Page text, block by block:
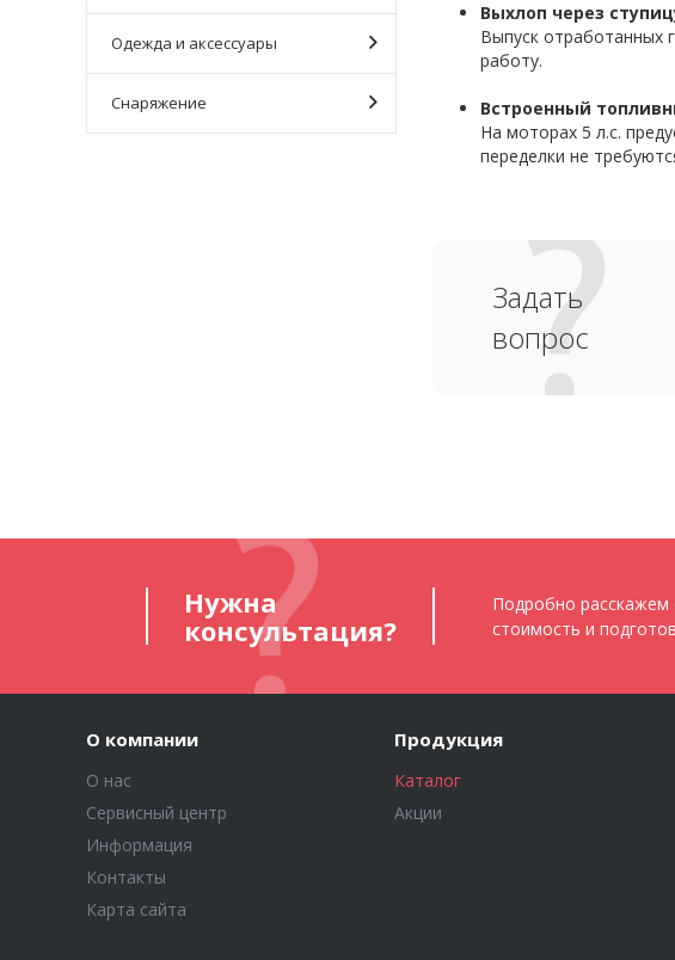
Одежда и аксессуары
Снаряжение
Выхлоп через
Выпуск отработанных
работу.
Встроенный
На моторах 5 л.с.
переделки не
Задать
вопрос
Нужна
консультация?
Подробно расскажем
стоимость и
О компании
О нас
Сервисный центр
Информация
Контакты
Карта сайта
Продукция
Каталог
Акции